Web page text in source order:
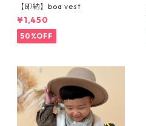
【即納】boa vest
¥1,450
50%OFF